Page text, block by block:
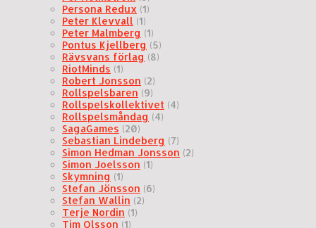
Persona Redux (1)
Peter Klevvall (1)
Peter Malmberg (1)
Pontus Kjellberg (5)
Rävsvans förlag (8)
RiotMinds (1)
Robert Jonsson (2)
Rollspelsbaren (9)
Rollspelskollektivet (4)
Rollspelsmåndag (4)
SagaGames (20)
Sebastian Lindeberg (7)
Simon Hedman Jonsson (2)
Simon Joelsson (1)
Skymning (1)
Stefan Jönsson (6)
Stefan Wallin (2)
Terje Nordin (1)
Tim Olsson (1)